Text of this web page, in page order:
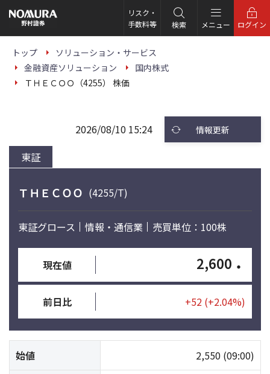
の
ー
リスク・
手数料等
検索 メニュー ログイン
トップ
ソリューション・サービス
金融資産ソリューション
国内株式
ＴＨＥＣＯＯ（4255） 株価
東証
2026/08/10 15:24 情報更新
ＴＨＥＣＯＯ (4255/T)
東証グロース 情報・通信業 売買単位：100株
現在値 2,600 ・
前日比 +52 (+2.04%)
始値 2,550 (09:00)